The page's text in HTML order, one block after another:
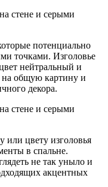
потенциально
точками. Изголовье
нейтральный и
общую картину и
декора.
или цвету изголовья
в спальне.
не так уныло и
акцентных